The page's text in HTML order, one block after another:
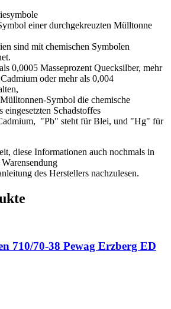
einer durchgekreuzten Mülltonne
sind mit chemischen Symbolen
0,0005 Masseprozent Quecksilber, mehr
oder mehr als 0,004
Symbol die chemische
Schadstoffes
"Pb" steht für Blei, und "Hg" für
diese Informationen auch nochmals in
des Herstellers nachzulesen.
710/70-38 Pewag Erzberg ED